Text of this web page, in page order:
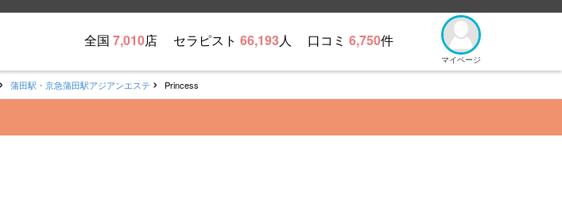
全国 7,010店 セラピスト 66,193人 口コミ 6,750件
マイページ
蒲田駅・京急蒲田駅アジアンエステ Princess